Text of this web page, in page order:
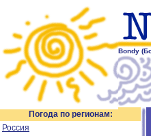
Bondy
Погода по регионам:
Россия